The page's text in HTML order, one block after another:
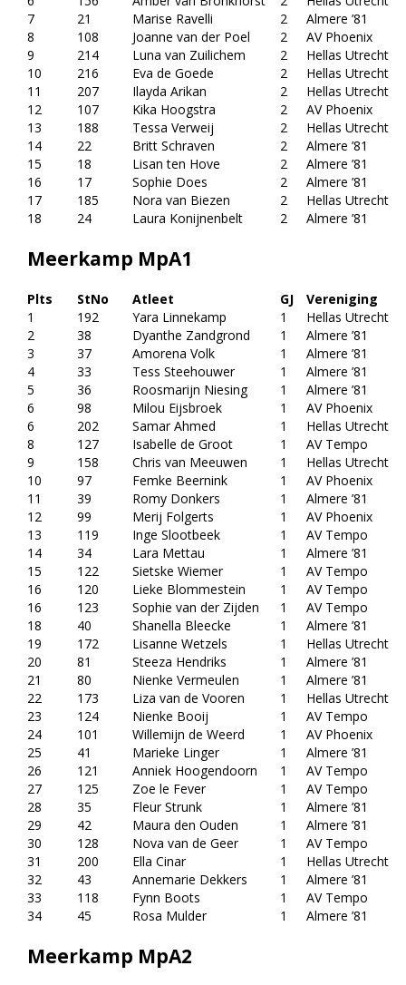
7
21 Marise Ravelli 2
Almere ’81
8
108 Joanne van der Poel 2
AV Phoenix
9
214 Luna van Zuilichem 2
Hellas Utrecht
10
216 Eva de Goede 2
Hellas Utrecht
11
207 Ilayda Arikan 2
Hellas Utrecht
12
107 Kika Hoogstra 2
AV Phoenix
13
188 Tessa Verweij 2
Hellas Utrecht
14
22 Britt Schraven 2
Almere ’81
15
18 Lisan ten Hove 2
Almere ’81
16
17 Sophie Does 2
Almere ’81
17
185 Nora van Biezen 2
Hellas Utrecht
18
24 Laura Konijnenbelt 2 Almere ’81
Meerkamp MpA1
Plts StNo Atleet GJ
Vereniging
1
192 Yara Linnekamp 1
Hellas Utrecht
2
38 Dyanthe Zandgrond 1
Almere ’81
3
37 Amorena Volk 1
Almere ’81
4
33 Tess Steehouwer 1
Almere ’81
5
36 Roosmarijn Niesing 1
Almere ’81
6
98 Milou Eijsbroek 1
AV Phoenix
6
202 Samar Ahmed 1
Hellas Utrecht
8
127 Isabelle de Groot 1
AV Tempo
9
158 Chris van Meeuwen 1
Hellas Utrecht
10
97 Femke Beernink 1
AV Phoenix
11
39 Romy Donkers 1
Almere ’81
12
99 Merij Folgerts 1
AV Phoenix
13
119 Inge Slootbeek 1
AV Tempo
14
34 Lara Mettau 1
Almere ’81
15
122 Sietske Wiemer 1
AV Tempo
16
120 Lieke Blommestein 1
AV Tempo
16
123 Sophie van der Zijden 1
AV Tempo
18
40 Shanella Bleecke 1
Almere ’81
19
172 Lisanne Wetzels 1
Hellas Utrecht
20
81 Steeza Hendriks 1
Almere ’81
21
80 Nienke Vermeulen 1
Almere ’81
22
173 Liza van de Vooren 1
Hellas Utrecht
23
124 Nienke Booij 1
AV Tempo
24
101 Willemijn de Weerd 1
AV Phoenix
25
41 Marieke Linger 1
Almere ’81
26
121 Anniek Hoogendoorn 1
AV Tempo
27
125 Zoe le Fever 1
AV Tempo
28
35 Fleur Strunk 1
Almere ’81
29
42 Maura den Ouden 1
Almere ’81
30
128 Nova van de Geer 1
AV Tempo
31
200 Ella Cinar 1
Hellas Utrecht
32
43 Annemarie Dekkers 1
Almere ’81
33
118 Fynn Boots 1
AV Tempo
34
45 Rosa Mulder 1 Almere ’81
Meerkamp MpA2